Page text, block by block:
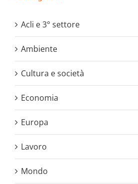
Acli e 3° settore
Ambiente
Cultura e società
Economia
Europa
Lavoro
Mondo